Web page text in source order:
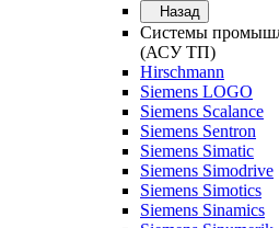
Назад
Системы
(АСУ ТП)
Hirschmann
Siemens LOGO
Siemens Scalance
Siemens Sentron
Siemens Simatic
Siemens Simodrive
Siemens Simotics
Siemens Sinamics